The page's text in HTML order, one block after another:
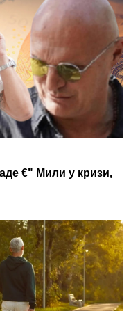
€" Мили у кризи,